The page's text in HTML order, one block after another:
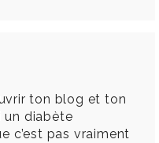
ton blog et ton
un diabète
c’est pas vraiment